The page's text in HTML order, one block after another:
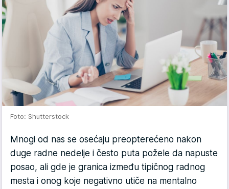
Foto: Shutterstock
Mnogi od nas se osećaju preopterećeno nakon
duge radne nedelje i često puta požele da napuste
posao, ali gde je granica između tipičnog radnog
mesta i onog koje negativno utiče na mentalno